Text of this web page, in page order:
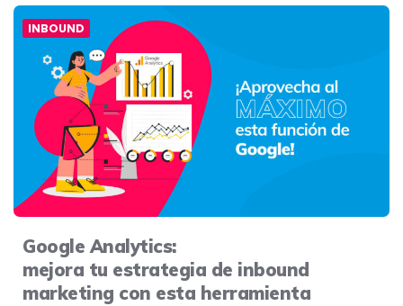
INBOUND
Google Analytics:
mejora tu estrategia de inbound
marketing con esta herramienta